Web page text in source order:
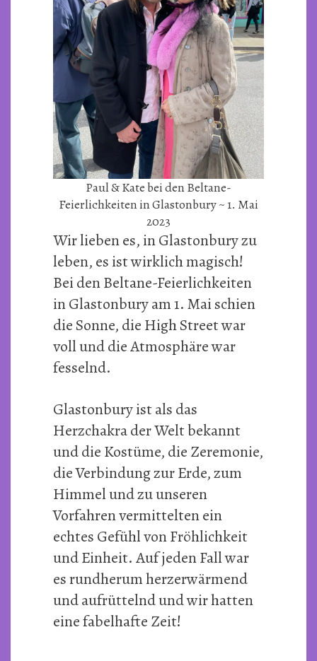
Paul & Kate bei den Beltane-
Feierlichkeiten in Glastonbury ~ 1. Mai
2023
Wir lieben es, in Glastonbury zu
leben, es ist wirklich magisch!
Bei den Beltane-Feierlichkeiten
in Glastonbury am 1. Mai schien
die Sonne, die High Street war
voll und die Atmosphäre war
fesselnd.
Glastonbury ist als das
Herzchakra der Welt bekannt
und die Kostüme, die Zeremonie,
die Verbindung zur Erde, zum
Himmel und zu unseren
Vorfahren vermittelten ein
echtes Gefühl von Fröhlichkeit
und Einheit. Auf jeden Fall war
es rundherum herzerwärmend
und aufrüttelnd und wir hatten
eine fabelhafte Zeit!